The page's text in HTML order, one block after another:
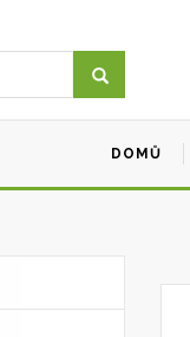
DOMŮ